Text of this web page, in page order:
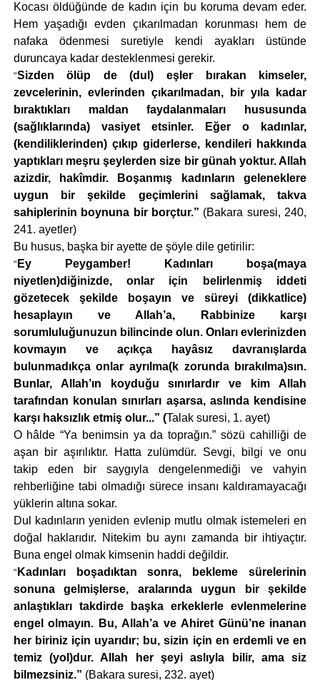
Kocası öldüğünde de kadın için bu koruma devam eder.
Hem yaşadığı evden çıkarılmadan korunması hem de
nafaka ödenmesi suretiyle kendi ayakları üstünde
duruncaya kadar desteklenmesi gerekir.
“Sizden ölüp de (dul) eşler bırakan kimseler,
zevcelerinin, evlerinden çıkarılmadan, bir yıla kadar
bıraktıkları maldan faydalanmaları hususunda
(sağlıklarında) vasiyet etsinler. Eğer o kadınlar,
(kendiliklerinden) çıkıp giderlerse, kendileri hakkında
yaptıkları meşru şeylerden size bir günah yoktur. Allah
azizdir, hakîmdir. Boşanmış kadınların geleneklere
uygun bir şekilde geçimlerini sağlamak, takva
sahiplerinin boynuna bir borçtur.” (Bakara suresi, 240,
241. ayetler)
Bu husus, başka bir ayette de şöyle dile getirilir:
“Ey Peygamber! Kadınları boşa(maya
niyetlen)diğinizde, onlar için belirlenmiş iddeti
gözetecek şekilde boşayın ve süreyi (dikkatlice)
hesaplayın ve Allah’a, Rabbinize karşı
sorumluluğunuzun bilincinde olun. Onları evlerinizden
kovmayın ve açıkça hayâsız davranışlarda
bulunmadıkça onlar ayrılma(k zorunda bırakılma)sın.
Bunlar, Allah’ın koyduğu sınırlardır ve kim Allah
tarafından konulan sınırları aşarsa, aslında kendisine
karşı haksızlık etmiş olur...” (Talak suresi, 1. ayet)
O hâlde “Ya benimsin ya da toprağın.” sözü cahilliği de
aşan bir aşırılıktır. Hatta zulümdür. Sevgi, bilgi ve onu
takip eden bir saygıyla dengelenmediği ve vahyin
rehberliğine tabi olmadığı sürece insanı kaldıramayacağı
yüklerin altına sokar.
Dul kadınların yeniden evlenip mutlu olmak istemeleri en
doğal haklarıdır. Nitekim bu aynı zamanda bir ihtiyaçtır.
Buna engel olmak kimsenin haddi değildir.
“Kadınları boşadıktan sonra, bekleme sürelerinin
sonuna gelmişlerse, aralarında uygun bir şekilde
anlaştıkları takdirde başka erkeklerle evlenmelerine
engel olmayın. Bu, Allah’a ve Ahiret Günü’ne inanan
her biriniz için uyarıdır; bu, sizin için en erdemli ve en
temiz (yol)dur. Allah her şeyi aslıyla bilir, ama siz
bilmezsiniz.” (Bakara suresi, 232. ayet)